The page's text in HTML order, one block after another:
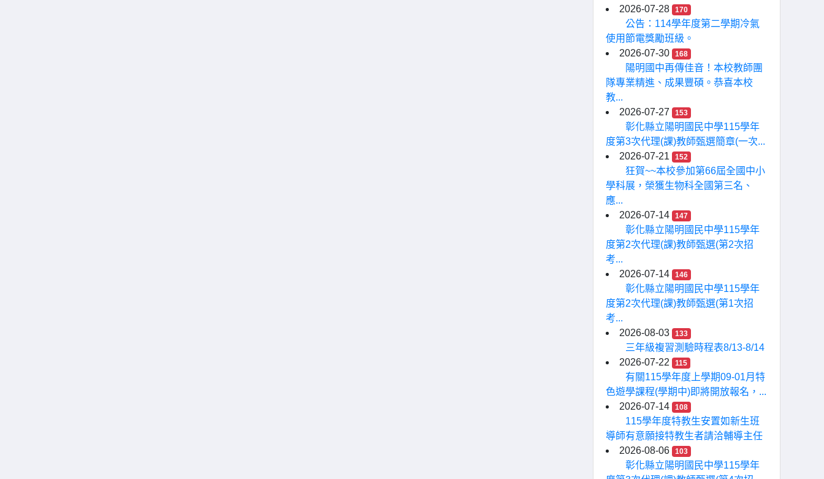
2026-07-28
170
公告：114學年度第二學期冷氣
使用節電獎勵班級。
2026-07-30
168
陽明國中再傳佳音！本校教師團
隊專業精進、成果豐碩。恭喜本校
教...
2026-07-27
153
彰化縣立陽明國民中學115學年
度第3次代理(課)教師甄選簡章(一次...
2026-07-21
152
狂賀~~本校參加第66屆全國中小
學科展，榮獲生物科全國第三名、
應...
2026-07-14
147
彰化縣立陽明國民中學115學年
度第2次代理(課)教師甄選(第2次招
考...
2026-07-14
146
彰化縣立陽明國民中學115學年
度第2次代理(課)教師甄選(第1次招
考...
2026-08-03
133
三年級複習測驗時程表8/13-8/14
2026-07-22
115
有關115學年度上學期09-01月特
色遊學課程(學期中)即將開放報名，...
2026-07-14
108
115學年度特教生安置如新生班
導師有意願接特教生者請洽輔導主任
2026-08-06
103
彰化縣立陽明國民中學115學年